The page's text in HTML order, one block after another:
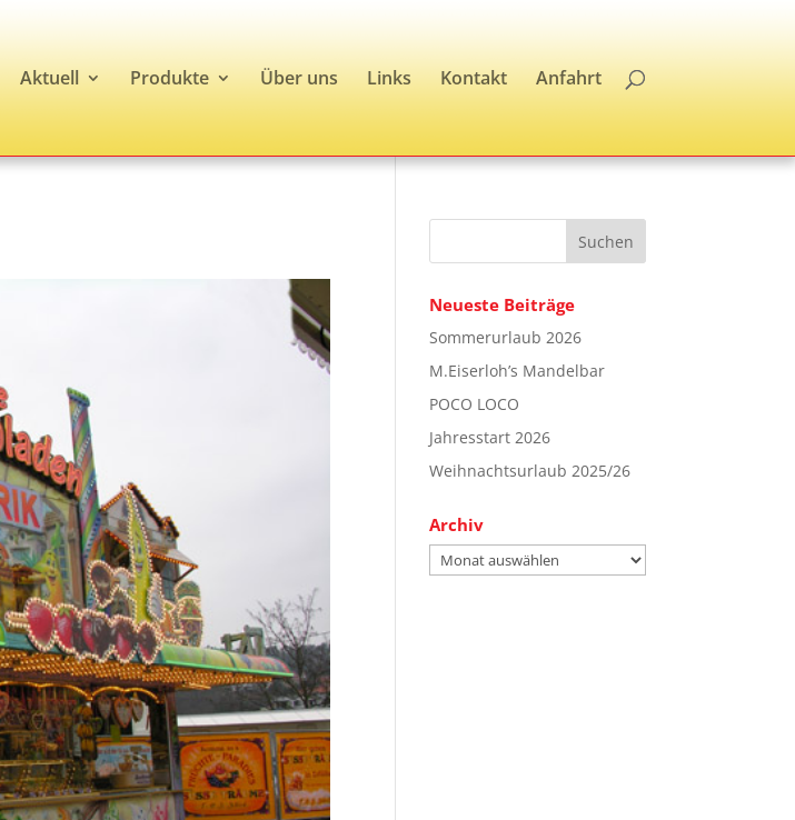
Aktuell Produkte Über uns Links Kontakt Anfahrt
Neueste Beiträge
Sommerurlaub 2026
M.Eiserloh’s Mandelbar
POCO LOCO
Jahresstart 2026
Weihnachtsurlaub 2025/26
Archiv
Archiv